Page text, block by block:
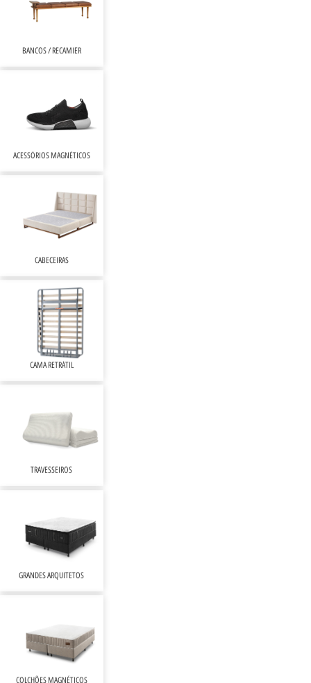
COLCHÕES MAGNÉTICOS
GRANDES ARQUITETOS
TRAVESSEIROS
CAMA RETRÁTIL
CABECEIRAS
ACESSÓRIOS MAGNÉTICOS
BANCOS / RECAMIER